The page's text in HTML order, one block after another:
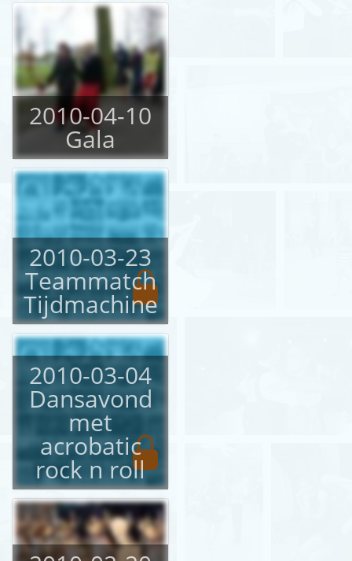
2010-04-10
Gala
2010-03-23
Teammatch
Tijdmachine
2010-03-04
Dansavond
met
acrobatic
rock n roll